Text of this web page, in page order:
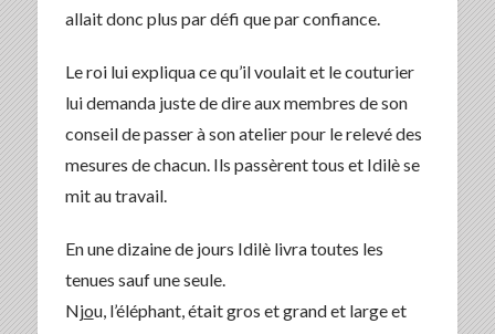
allait donc plus par défi que par confiance.
Le roi lui expliqua ce qu’il voulait et le couturier
lui demanda juste de dire aux membres de son
conseil de passer à son atelier pour le relevé des
mesures de chacun. Ils passèrent tous et Idilè se
mit au travail.
En une dizaine de jours Idilè livra toutes les
tenues sauf une seule.
Njou, l’éléphant, était gros et grand et large et